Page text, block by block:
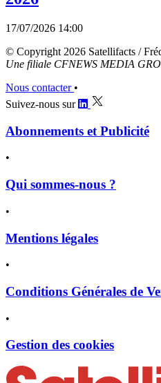
17/07/2026 14:00
© Copyright 2026 Satellifacts /
Une filiale CFNEWS MEDIA
Nous contacter •
Suivez-nous sur
Abonnements et Publicité
•
Qui sommes-nous ?
•
Mentions légales
•
Conditions Générales de
•
Gestion des cookies